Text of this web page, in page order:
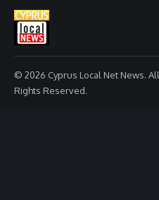
© 2026 Cyprus Local Net News. All
Rights Reserved.